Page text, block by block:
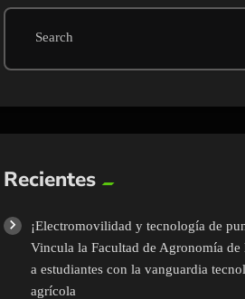
Search
Recientes
¡Electromovilidad y tecnología de
Vincula la Facultad de Agronomía de
a estudiantes con la vanguardia
agrícola